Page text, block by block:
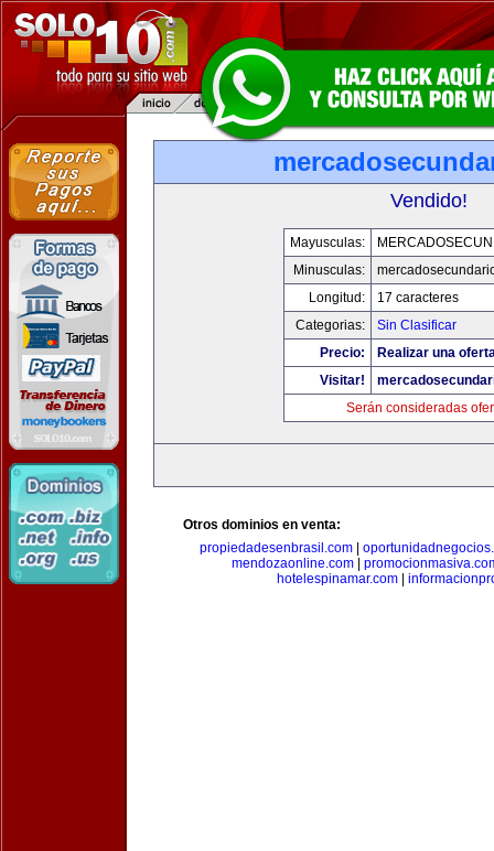
Vendido!
Mayusculas:
Minusculas:
Longitud:
17 caracteres
Categorias:
Sin Clasificar
Precio:
Realizar una
Visitar!
Serán consideradas
Otros dominios en venta:
propiedadesenbrasil.com
mendozaonline.com
hotelespinamar.com